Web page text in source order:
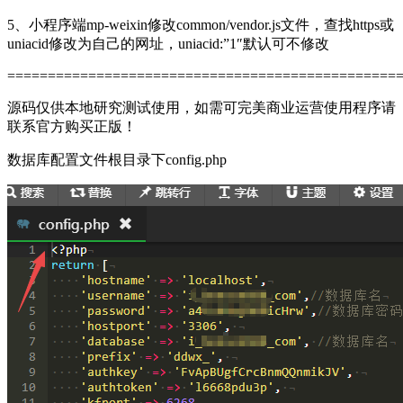
5、小程序端mp-weixin修改common/vendor.js文件，查找https或
uniacid修改为自己的网址，uniacid:”1″默认可不修改
源码仅供本地研究测试使用，如需可完美商业运营使用程序请
联系官方购买正版！
数据库配置文件根目录下config.php